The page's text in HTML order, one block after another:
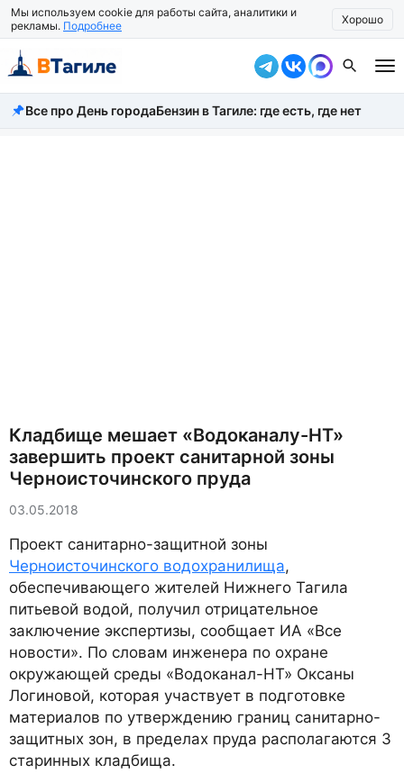
Мы используем cookie для работы сайта, аналитики и
рекламы. Подробнее Хорошо
Все новости
Все про День городаБензин в Тагиле: где есть, где нет
Кладбище мешает «Водоканалу-НТ»
завершить проект санитарной зоны
Черноисточинского пруда
03.05.2018
Проект санитарно-защитной зоны
Черноисточинского водохранилища,
обеспечивающего жителей Нижнего Тагила
питьевой водой, получил отрицательное
заключение экспертизы, сообщает ИА «Все
новости». По словам инженера по охране
окружающей среды «Водоканал-НТ» Оксаны
Логиновой, которая участвует в подготовке
материалов по утверждению границ санитарно-
защитных зон, в пределах пруда располагаются 3
старинных кладбища.